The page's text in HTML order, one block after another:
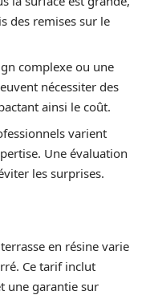
des remises sur le
complexe ou une
nécessiter des
ainsi le coût.
varient
Une évaluation
les surprises.
en résine varie
Ce tarif inclut
une garantie sur